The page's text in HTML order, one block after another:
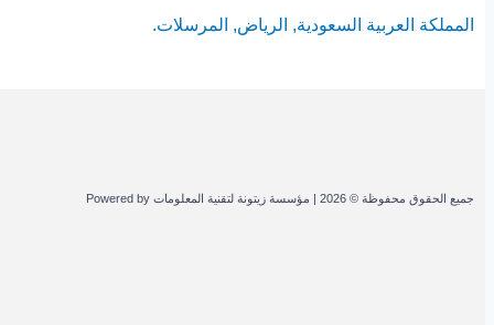
المملكة العربية السعودية, الرياض, المرسلات.
جميع الحقوق محفوظة © 2026 | مؤسسة زيتونة لتقنية المعلومات Powered by